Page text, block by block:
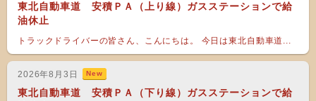
東北自動車道 安積ＰＡ（上り線）ガスステーションで給
油休止
トラックドライバーの皆さん、こんにちは。 今日は東北自動車道...
2026年8月3日 New
東北自動車道 安積ＰＡ（下り線）ガスステーションで給